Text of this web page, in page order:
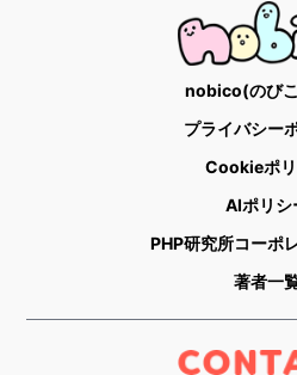
nobico(のび
プライバシー
Cookieポ
AIポリシ
PHP研究所コーポ
著者一